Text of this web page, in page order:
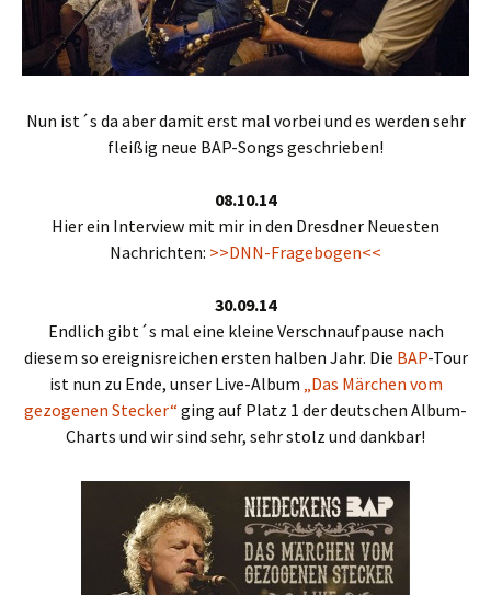
Nun ist´s da aber damit erst mal vorbei und es werden sehr
fleißig neue BAP-Songs geschrieben!
08.10.14
Hier ein Interview mit mir in den Dresdner Neuesten
Nachrichten: >>DNN-Fragebogen<<
30.09.14
Endlich gibt´s mal eine kleine Verschnaufpause nach
diesem so ereignisreichen ersten halben Jahr. Die BAP-Tour
ist nun zu Ende, unser Live-Album „Das Märchen vom
gezogenen Stecker“ ging auf Platz 1 der deutschen Album-
Charts und wir sind sehr, sehr stolz und dankbar!